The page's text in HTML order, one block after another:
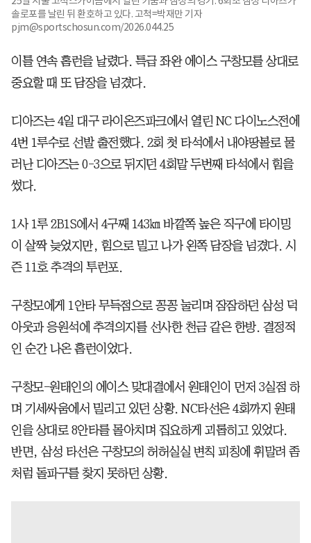
솔로포를 날린 뒤 환호하고 있다. 고척=박재만 기자
pjm@sportschosun.com/2026.044.25
이틀 연속 홈런을 날렸다. 특급 좌완 에이스 구창모를 상대로
중요할 때 또 담장을 넘겼다.
디아즈는 4일 대구 라이온즈파크에서 열린 NC 다이노스전에
4번 1루수로 선발 출전했다. 2회 첫 타석에서 내야땅볼로 물
러난 디아즈는 0-3으로 뒤지던 4회말 두번째 타석에서 힘을
썼다.
1사 1루 2B1S에서 4구째 143㎞ 바깥쪽 높은 직구에 타이밍
이 살짝 늦었지만, 힘으로 밀고 나가 왼쪽 담장을 넘겼다. 시
즌 11호 추격의 투런포.
구창모에게 1안타 무득점으로 꽁꽁 눌리며 잠잠하던 삼성 덕
아웃과 응원석에 추격의지를 선사한 천금 같은 한방. 결정적
인 순간 나온 홈런이었다.
구창모-원태인의 에이스 맞대결에서 원태인이 먼저 3실점 하
며 기세싸움에서 밀리고 있던 상황. NC타선은 4회까지 원태
인을 상대로 8안타를 몰아치며 집요하게 괴롭히고 있었다.
반면, 삼성 타선은 구창모의 허허실실 변칙 피칭에 휘말려 좀
처럼 돌파구를 찾지 못하던 상황.